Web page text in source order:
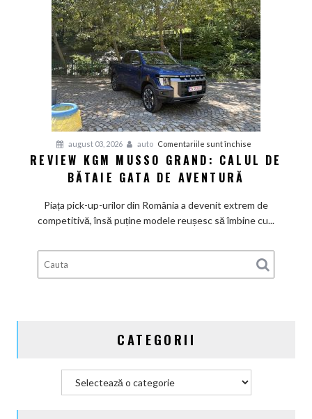
aer
de
Mediterana
august 03, 2026 auto Comentariile sunt închise
Review
Grand:
Calul
bătaie
gata
de
REVIEW KGM MUSSO GRAND: CALUL DE
BĂTAIE GATA DE AVENTURĂ
Piața pick-up-urilor din România a devenit extrem de
competitivă, însă puține modele reușesc să îmbine cu...
CATEGORII